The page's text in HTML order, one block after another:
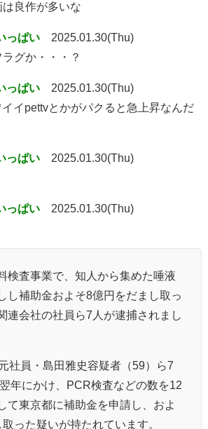
良作が多いな
っぱい
2025.01.30(Thu)
グか・・・？
っぱい
2025.01.30(Thu)
イpettvとかがパクると急上昇なんだ
っぱい
2025.01.30(Thu)
っぱい
2025.01.30(Thu)
検査事業で、知人から集めた唾液
し補助金およそ8億円をだまし取っ
連会社の社員ら7人が逮捕されまし
社員・島田雅史容疑者（59）ら7
年にかけ、PCR検査などの数を12
て東京都に補助金を申請し、およ
った疑いが持たれています。